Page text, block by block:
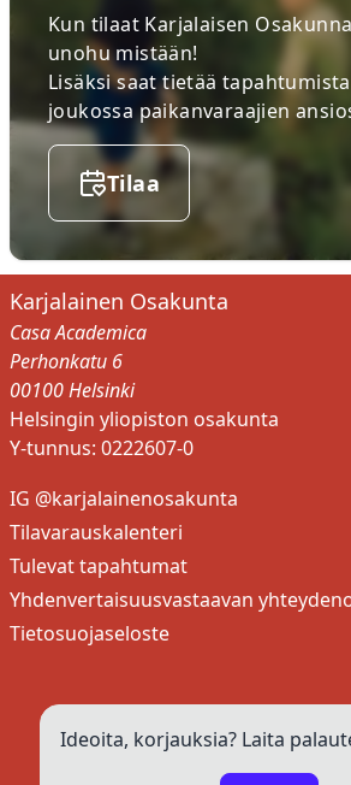
Kun tilaat Karjalaisen
unohu mistään!
Lisäksi saat tietää
joukossa paikanvaraajien
Tilaa
iCal-osoite
Karjalainen Osakunta
Casa Academica
Perhonkatu 6
00100 Helsinki
Helsingin yliopiston osakunta
Y-tunnus: 0222607-0
IG @karjalainenosakunta
Tilavarauskalenteri
Tulevat tapahtumat
Yhdenvertaisuusvastaavan
Tietosuojaseloste
Ideoita, korjauksia? Laita